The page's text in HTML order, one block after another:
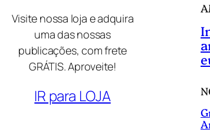
Visite nossa loja e adquira
uma das nossas
publicações, com frete
GRÁTIS. Aproveite!
IR para LOJA